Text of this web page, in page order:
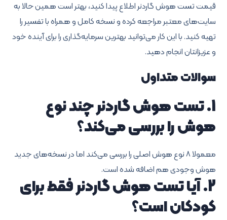
قیمت تست هوش گاردنر اطلاع پیدا کنید، بهتر است همین حالا به
سایت‌های معتبر مراجعه کرده و نسخه کامل و همراه با تفسیر را
تهیه کنید. با این کار می‌توانید بهترین سرمایه‌گذاری را برای آینده خود
و عزیزانتان انجام دهید.
سوالات متداول
1. تست هوش گاردنر چند نوع
هوش را بررسی می‌کند؟
معمولا ۸ نوع هوش اصلی را بررسی می‌کند اما در نسخه‌های جدید
هوش وجودی هم اضافه شده است.
2. آیا تست هوش گاردنر فقط برای
کودکان است؟